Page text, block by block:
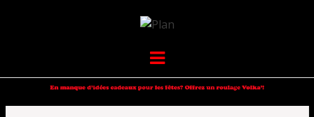
VOLKANIK-
ENDURANCE
Menu